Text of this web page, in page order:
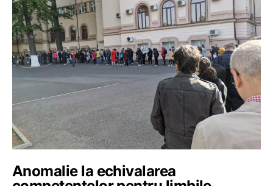
Anomalie la echivalarea